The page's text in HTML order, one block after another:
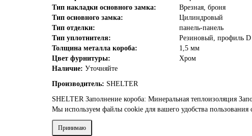
Тип накладки основного замка:
Врезная, броня
Тип основного замка:
Цилиндровый
Тип отделки:
панель-панель
Тип уплотнителя:
Резиновый, профиль D
Толщина металла короба:
1,5 мм
Цвет фурнитуры:
Хром
Наличие: Уточняйте
Производитель: SHELTER
SHELTER Заполнение короба: Минеральная теплоизоляция
Мы используем файлы cookie для вашего удобства пользования
Принимаю